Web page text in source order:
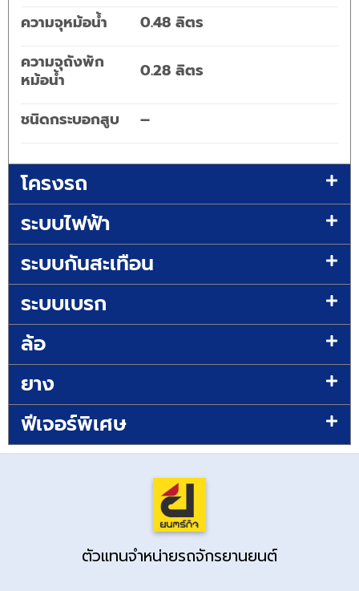
ความจุหม้อน้ำ
0.48 ลิตร
ความจุถังพัก
หม้อน้ำ
0.28 ลิตร
ชนิดกระบอกสูบ –
โครงรถ
ระบบไฟฟ้า
ระบบกันสะเทือน
ระบบเบรก
ล้อ
ยาง
ฟีเจอร์พิเศษ
ตัวแทนจำหน่ายรถจักรยานยนต์